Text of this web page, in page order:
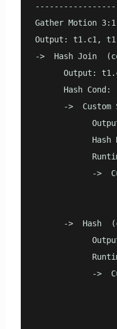
Gather Motion
Output: t1.c1,
->  Hash Join
Output:
Hash Cond:
->  Custom
Hash
->
->  Hash
->